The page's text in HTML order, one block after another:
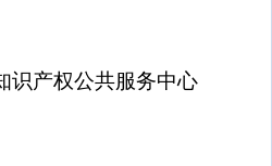
识产权公共服务中心